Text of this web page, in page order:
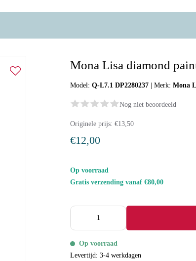
Mona Lisa diamond
Model:Q-L7.1 DP2280237 |Merk:Mona
Nog niet beoordeeld
Originele prijs:€13,50
€12,00
Op voorraad
Gratis verzending vanaf €80,00
Op voorraad
Levertijd: 3-4 werkdagen